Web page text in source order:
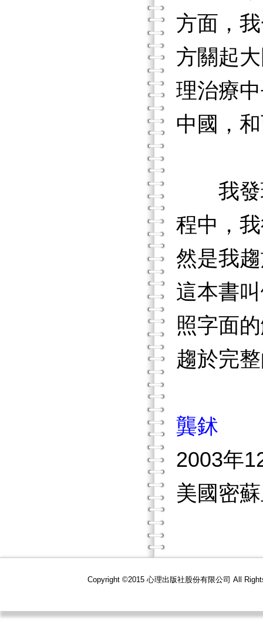
方面，
方關起
理治療
中國，
我發現
程中，
然是我
這本書
照字面
趨於完
龔鉥
2003年
美國密
Copyright ©2015 心理出版社股份有限公司 All